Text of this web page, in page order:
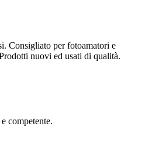
Consigliato per fotoamatori e
nuovi ed usati di qualità.
competente.